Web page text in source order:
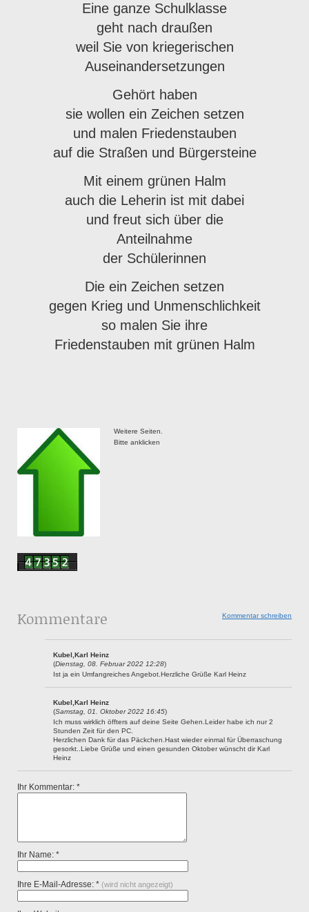
Eine ganze Schulklasse
geht nach draußen
weil Sie von kriegerischen
Auseinandersetzungen
Gehört haben
sie wollen ein Zeichen setzen
und malen Friedenstauben
auf die Straßen und Bürgersteine
Mit einem grünen Halm
auch die Leherin ist mit dabei
und freut sich über die
Anteilnahme
der Schülerinnen
Die ein Zeichen setzen
gegen Krieg und Unmenschlichkeit
so malen Sie ihre
Friedenstauben mit grünen Halm
Weitere Seiten.
Bitte anklicken
Kommentar schreiben
Kommentare
Kubel,Karl Heinz
(Dienstag, 08. Februar 2022 12:28)
Ist ja ein Umfangreiches Angebot.Herzliche Grüße Karl Heinz
Kubel,Karl Heinz
(Samstag, 01. Oktober 2022 16:45)
Ich muss wirklich öffters auf deine Seite Gehen.Leider habe ich nur 2
Stunden Zeit für den PC.
Herzlichen Dank für das Päckchen.Hast wieder einmal für Überraschung
gesorkt..Liebe Grüße und einen gesunden Oktober wünscht dir Karl
Heinz
Ihr Kommentar: *
Ihr Name: *
Ihre E-Mail-Adresse: * (wird nicht angezeigt)